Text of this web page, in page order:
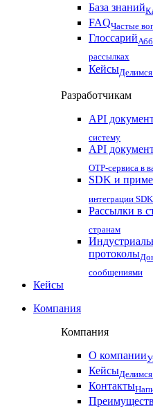
База знаний
FAQЧастые
Глоссарий
рассылках
Кейсы
Разработчикам
API
систему
API
OTP-сервиса в
SDK и
интеграции SDK
Рассылки в
странам
протоколы
сообщениями
Кейсы
Компания
Компания
О компании
Кейсы
Контакты